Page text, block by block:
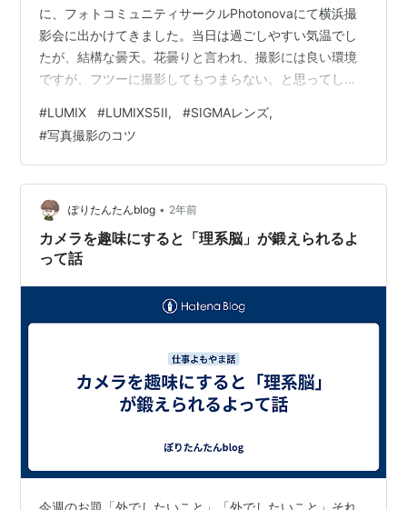
に、フォトコミュニティサークルPhotonovaにて横浜撮
影会に出かけてきました。当日は過ごしやすい気温でし
たが、結構な曇天。花曇りと言われ、撮影には良い環境
ですが、フツーに撮影してもつまらない。と思ってしま
た、カメラ内臓のデジタルフィルターを久しぶりに使っ
てみました。この日のカメラはLUMIX S5II 。フィルター
設定も数が少なくなりましたが、この日の撮影に「ハイ
キー」「クロスプロセス」「POP」をシーンに合わせて
選び使ってみたら、思いの外ハマりました。しかも、撮
影時にWBを変えられて、RA…
#LUMIX #LUMIXS5II, #SIGMAレンズ,
#写真撮影のコツ
ぽりたんたんblog • 2年前
カメラを趣味にすると「理系脳」が鍛えられるよ
って話
今週のお題「外でしたいこと」「外でしたいこと」それ